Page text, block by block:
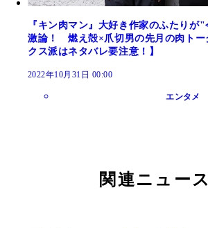
『キン肉マン』大好き作家のふたりが
激論！ 燃え殻×爪切男の先月の肉トー
クス派はネタバレ要注意！】
2022年10月31日 00:00
エンタメ
関連ニュース